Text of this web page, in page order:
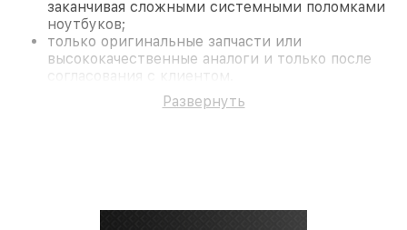
заканчивая сложными системными поломками
ноутбуков;
только оригинальные запчасти или
высококачественные аналоги и только после
согласования с клиентом.
На все работы и замененные комплектующие
предоставляется длительная гарантия. В случае
Развернуть